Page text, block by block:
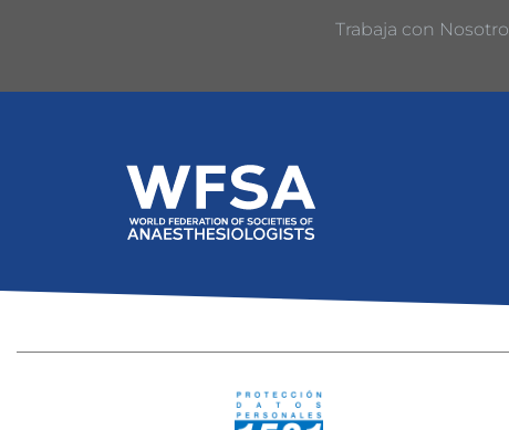
Trabaja con